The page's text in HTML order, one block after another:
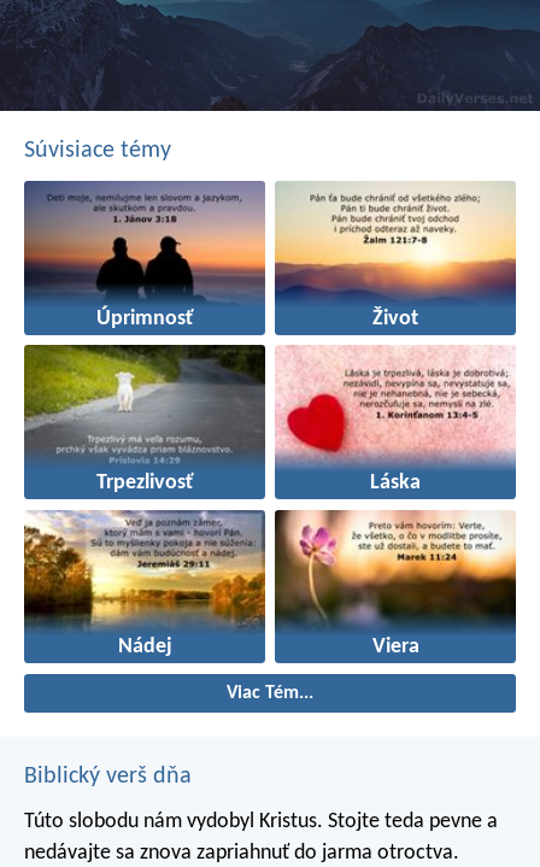
Súvisiace témy
Úprimnosť Život
Trpezlivosť Láska
Nádej Viera
Viac Tém...
Biblický verš dňa
Túto slobodu nám vydobyl Kristus. Stojte teda pevne a
nedávajte sa znova zapriahnuť do jarma otroctva.